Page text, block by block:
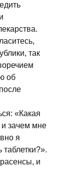
так
об
«Какая
и зачем мне
я
и